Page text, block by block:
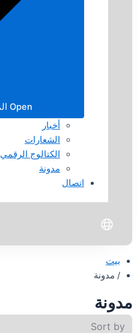
Open المركز الإعلامي
أخبار
الشعارات
الكتالوج الرقمي
مدونة
اتصال
بيت
/ مدونة
مدونة